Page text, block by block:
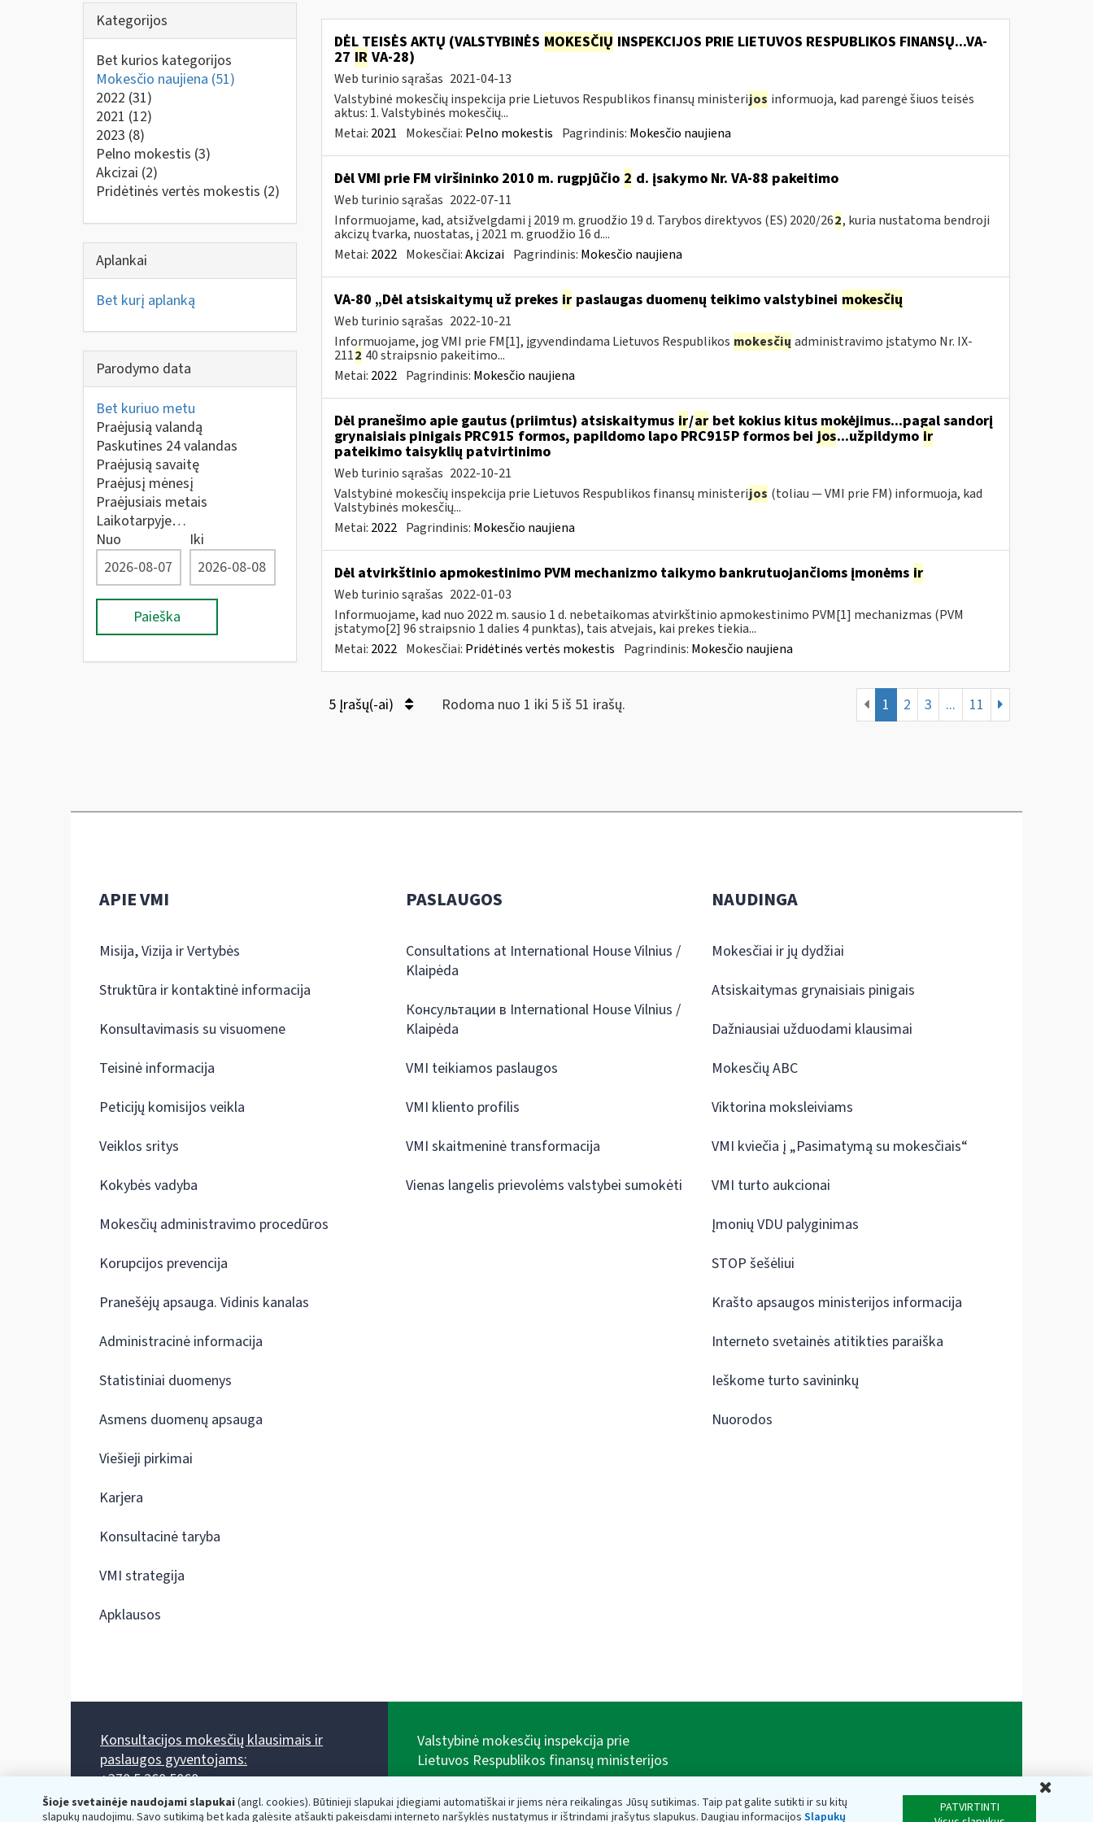
Kategorijos
Bet kurios kategorijos
Mokesčio naujiena (51)
2022 (31)
2021 (12)
2023 (8)
Pelno mokestis (3)
Akcizai (2)
Pridėtinės vertės mokestis (2)
Aplankai
Bet kurį aplanką
Parodymo data
Bet kuriuo metu
Praėjusią valandą
Paskutines 24 valandas
Praėjusią savaitę
Praėjusį mėnesį
Praėjusiais metais
Laikotarpyje…
Nuo
Iki
Paieška
DĖL TEISĖS AKTŲ (VALSTYBINĖS MOKESČIŲ INSPEKCIJOS PRIE LIETUVOS RESPUBLIKOS FINANSŲ...VA-
27 IR VA-28)
Web turinio sąrašas 2021-04-13
Valstybinė mokesčių inspekcija prie Lietuvos Respublikos finansų ministerijos informuoja, kad parengė šiuos teisės
aktus: 1. Valstybinės mokesčių...
Metai: 2021 Mokesčiai: Pelno mokestis Pagrindinis: Mokesčio naujiena
Dėl VMI prie FM viršininko 2010 m. rugpjūčio 2 d. įsakymo Nr. VA-88 pakeitimo
Web turinio sąrašas 2022-07-11
Informuojame, kad, atsižvelgdami į 2019 m. gruodžio 19 d. Tarybos direktyvos (ES) 2020/262, kuria nustatoma bendroji
akcizų tvarka, nuostatas, į 2021 m. gruodžio 16 d....
Metai: 2022 Mokesčiai:Akcizai Pagrindinis: Mokesčio naujiena
VA-80 „Dėl atsiskaitymų už prekes irpaslaugas duomenų teikimo valstybinei mokesčių
Web turinio sąrašas 2022-10-21
Informuojame, jog VMI prie FM[1], įgyvendindama Lietuvos Respublikos mokesčių administravimo įstatymo Nr. IX-
2112 40 straipsnio pakeitimo...
Metai: 2022 Pagrindinis: Mokesčio naujiena
Dėl pranešimo apie gautus (priimtus) atsiskaitymus ir/arbet kokius kitus mokėjimus...pagal sandorį
grynaisiais pinigais PRC915 formos, papildomo lapo PRC915P formos bei jos...užpildymo ir
pateikimo taisyklių patvirtinimo
Web turinio sąrašas 2022-10-21
Valstybinė mokesčių inspekcija prie Lietuvos Respublikos finansų ministerijos (toliau ― VMI prie FM) informuoja, kad
Valstybinės mokesčių...
Metai: 2022 Pagrindinis: Mokesčio naujiena
Dėl atvirkštinio apmokestinimo PVM mechanizmo taikymo bankrutuojančioms įmonėms ir
Web turinio sąrašas 2022-01-03
Informuojame, kad nuo 2022 m. sausio 1 d. nebetaikomas atvirkštinio apmokestinimo PVM[1] mechanizmas (PVM
įstatymo[2] 96 straipsnio 1 dalies 4 punktas), tais atvejais, kai prekes tiekia...
Metai: 2022 Mokesčiai: Pridėtinės vertės mokestis Pagrindinis: Mokesčio naujiena
5 Įrašų(-ai) Rodoma nuo 1 iki 5 iš 51 irašų. 1 2 3 ... 11
Šioje svetainėje naudojami slapukai(angl. cookies). Būtinieji slapukai įdiegiami automatiškai ir jiems nėra reikalingas Jūsų sutikimas. Taip pat galite sutikti ir su kitų
slapukų naudojimu. Savo sutikimą bet kada galėsite atšaukti pakeisdami interneto naršyklės nustatymus ir ištrindami įrašytus slapukus. Daugiau informacijos Slapukų
PATVIRTINTI
APIE VMI
Misija, Vizija ir Vertybės
Struktūra ir kontaktinė informacija
Konsultavimasis su visuomene
Teisinė informacija
Peticijų komisijos veikla
Veiklos sritys
Kokybės vadyba
Mokesčių administravimo procedūros
Korupcijos prevencija
Pranešėjų apsauga. Vidinis kanalas
Administracinė informacija
Statistiniai duomenys
Asmens duomenų apsauga
Viešieji pirkimai
Karjera
Konsultacinė taryba
VMI strategija
Apklausos
PASLAUGOS
Consultations at International House Vilnius /
Klaipėda
Консультации в International House Vilnius /
Klaipėda
VMI teikiamos paslaugos
VMI kliento profilis
VMI skaitmeninė transformacija
Vienas langelis prievolėms valstybei sumokėti
NAUDINGA
Mokesčiai ir jų dydžiai
Atsiskaitymas grynaisiais pinigais
Dažniausiai užduodami klausimai
Mokesčių ABC
Viktorina moksleiviams
VMI kviečia į „Pasimatymą su mokesčiais“
VMI turto aukcionai
Įmonių VDU palyginimas
STOP šešėliui
Krašto apsaugos ministerijos informacija
Interneto svetainės atitikties paraiška
Ieškome turto savininkų
Nuorodos
Konsultacijos mokesčių klausimais ir
paslaugos gyventojams:
+370 5 260 5060
Darbo laikas: I-IV 8.00-17.00, V 8.00-15.45.
Prieššventinę dieną - viena valanda trumpiau.
Valstybinė mokesčių inspekcija prie
Lietuvos Respublikos finansų ministerijos
adresas: Vasario 16-osios g. 14, 01107 Vilnius, Lietuva,
el.paštas:vmi@vmi.lt, E. pristatymo dėžutės adresas